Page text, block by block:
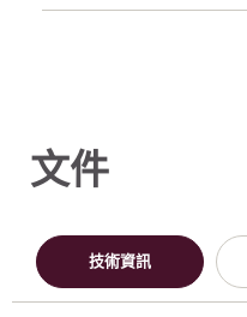
文件
技術資訊